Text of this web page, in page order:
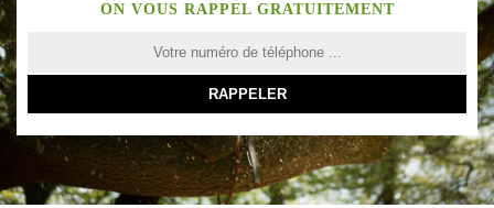
ON VOUS RAPPEL GRATUITEMENT